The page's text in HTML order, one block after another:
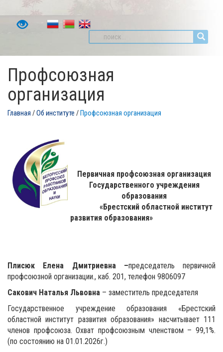
Профсоюзная
организация
Главная /Об институте / Профсоюзная организация
Первичная профсоюзная организация
Государственного учреждения
образования
«Брестский областной институт
развития образования»
Плисюк Елена Дмитриевна –председатель первичной
профсоюзной организации., каб. 201, телефон 9806097
Сакович Наталья Львовна – заместитель председателя
Государственное учреждение образования «Брестский
областной институт развития образования» насчитывает 111
членов профсоюза. Охват профсоюзным членством – 99,1%.
(по состоянию на 01.01.2026г.)